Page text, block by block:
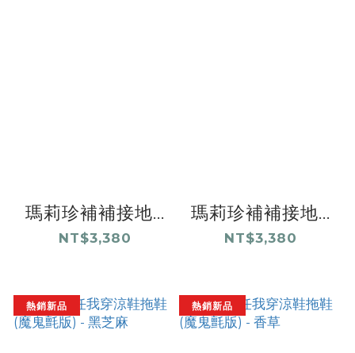
瑪莉珍補補接地...
NT$3,380
瑪莉珍補補接地...
NT$3,380
熱銷新品 熱銷新品